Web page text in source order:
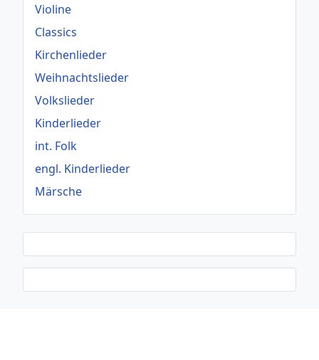
Violine
Classics
Kirchenlieder
Weihnachtslieder
Volkslieder
Kinderlieder
int. Folk
engl. Kinderlieder
Märsche